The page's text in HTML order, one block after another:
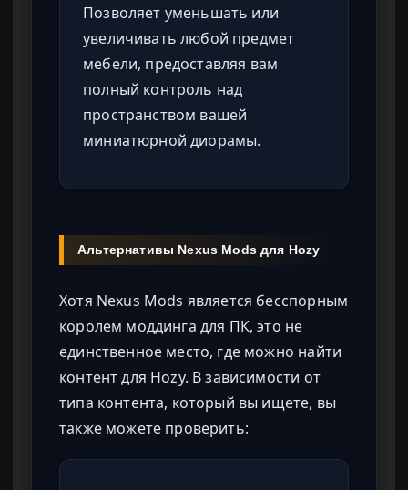
Позволяет уменьшать или
увеличивать любой предмет
мебели, предоставляя вам
полный контроль над
пространством вашей
миниатюрной диорамы.
Альтернативы Nexus Mods для Hozy
Хотя Nexus Mods является бесспорным
королем моддинга для ПК, это не
единственное место, где можно найти
контент для Hozy. В зависимости от
типа контента, который вы ищете, вы
также можете проверить: